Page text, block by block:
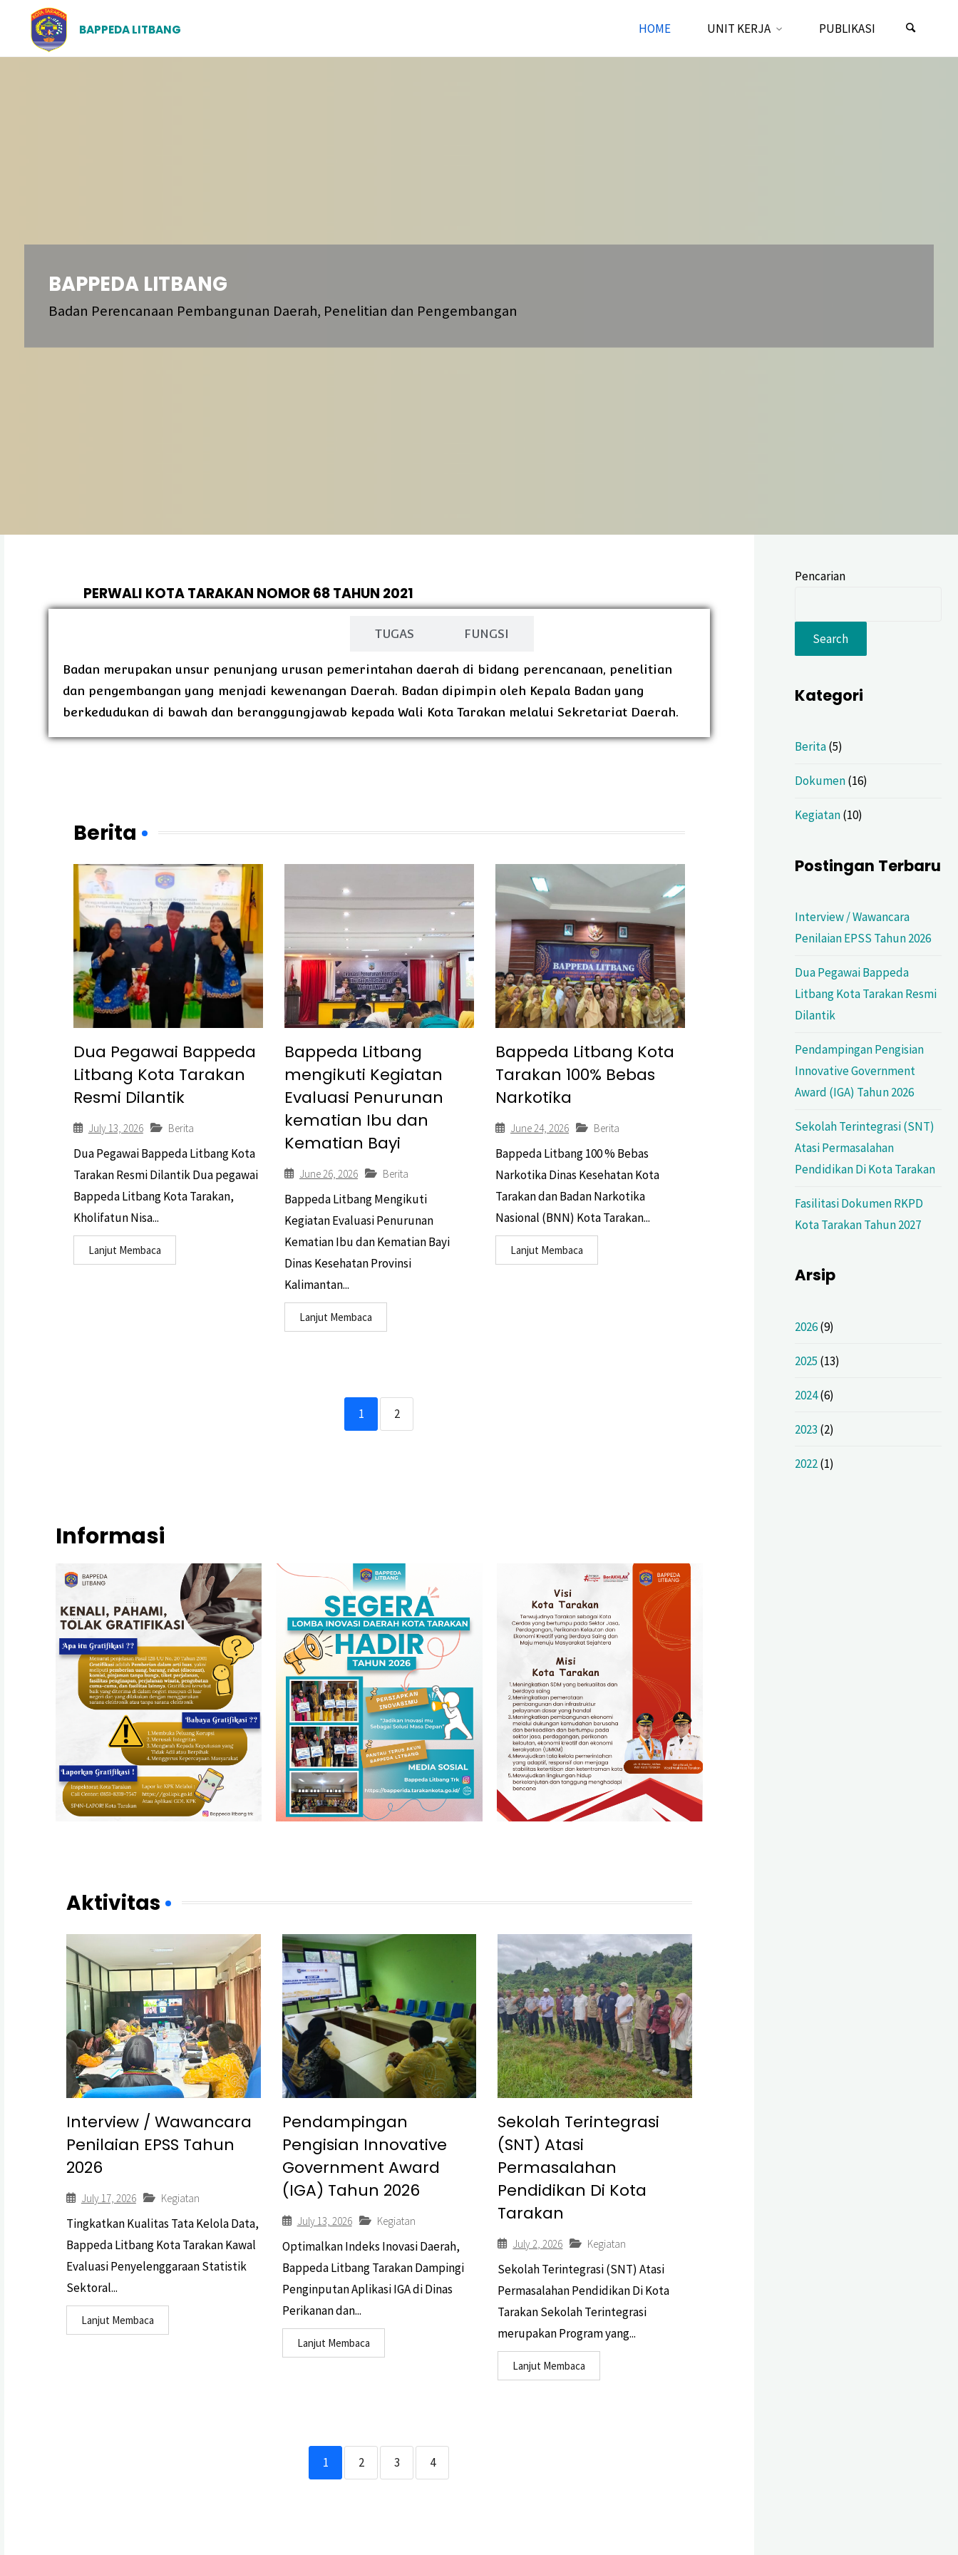
BAPPEDA LITBANG HOME UNIT KERJA PUBLIKASI
BAPPEDA LITBANG
Badan Perencanaan Pembangunan Daerah, Penelitian dan Pengembangan
PERWALI KOTA TARAKAN NOMOR 68 TAHUN 2021
TUGAS FUNGSI
Badan merupakan unsur penunjang urusan pemerintahan daerah di bidang perencanaan, penelitian
dan pengembangan yang menjadi kewenangan Daerah. Badan dipimpin oleh Kepala Badan yang
berkedudukan di bawah dan beranggungjawab kepada Wali Kota Tarakan melalui Sekretariat Daerah.
Berita
Dua Pegawai Bappeda
Litbang Kota Tarakan
Resmi Dilantik
July 13, 2026 Berita
Dua Pegawai Bappeda Litbang Kota
Tarakan Resmi Dilantik Dua pegawai
Bappeda Litbang Kota Tarakan,
Kholifatun Nisa...
Lanjut Membaca
Bappeda Litbang
mengikuti Kegiatan
Evaluasi Penurunan
kematian Ibu dan
Kematian Bayi
June 26, 2026 Berita
Bappeda Litbang Mengikuti
Kegiatan Evaluasi Penurunan
Kematian Ibu dan Kematian Bayi
Dinas Kesehatan Provinsi
Kalimantan...
Lanjut Membaca
Bappeda Litbang Kota
Tarakan 100% Bebas
Narkotika
June 24, 2026 Berita
Bappeda Litbang 100 % Bebas
Narkotika Dinas Kesehatan Kota
Tarakan dan Badan Narkotika
Nasional (BNN) Kota Tarakan...
Lanjut Membaca
1 2
Informasi
Aktivitas
Interview / Wawancara
Penilaian EPSS Tahun
2026
July 17, 2026 Kegiatan
Tingkatkan Kualitas Tata Kelola Data,
Bappeda Litbang Kota Tarakan Kawal
Evaluasi Penyelenggaraan Statistik
Sektoral...
Lanjut Membaca
Pendampingan
Pengisian Innovative
Government Award
(IGA) Tahun 2026
July 13, 2026 Kegiatan
Optimalkan Indeks Inovasi Daerah,
Bappeda Litbang Tarakan Dampingi
Penginputan Aplikasi IGA di Dinas
Perikanan dan...
Lanjut Membaca
Sekolah Terintegrasi
(SNT) Atasi
Permasalahan
Pendidikan Di Kota
Tarakan
July 2, 2026 Kegiatan
Sekolah Terintegrasi (SNT) Atasi
Permasalahan Pendidikan Di Kota
Tarakan Sekolah Terintegrasi
merupakan Program yang...
Lanjut Membaca
1 2 3 4
Pencarian
Search
Kategori
Berita(5)
Dokumen(16)
Kegiatan(10)
Postingan Terbaru
Interview / Wawancara
Penilaian EPSS Tahun 2026
Dua Pegawai Bappeda
Litbang Kota Tarakan Resmi
Dilantik
Pendampingan Pengisian
Innovative Government
Award (IGA) Tahun 2026
Sekolah Terintegrasi (SNT)
Atasi Permasalahan
Pendidikan Di Kota Tarakan
Fasilitasi Dokumen RKPD
Kota Tarakan Tahun 2027
Arsip
2026(9)
2025 (13)
2024(6)
2023 (2)
2022(1)